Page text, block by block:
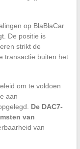
op BlaBlaCar
De positie is
strikt de
transactie buiten het
om te voldoen
aan
De DAC7-
van
van